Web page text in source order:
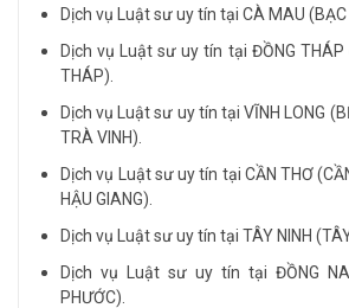
Dịch vụ Luật sư uy tín tại CÀ MAU (BẠC
Dịch vụ Luật sư uy tín tại ĐỒNG THÁP
THÁP).
Dịch vụ Luật sư uy tín tại VĨNH LONG
TRÀ VINH).
Dịch vụ Luật sư uy tín tại CẦN THƠ
HẬU GIANG).
Dịch vụ Luật sư uy tín tại TÂY NINH (TÂY
Dịch vụ Luật sư uy tín tại ĐỒNG
PHƯỚC).